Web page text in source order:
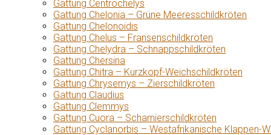
Gattung Centrochelys
Gattung Chelonia – Grüne Meeresschildkröten
Gattung Chelonoidis
Gattung Chelus – Fransenschildkröten
Gattung Chelydra – Schnappschildkröten
Gattung Chersina
Gattung Chitra – Kurzkopf-Weichschildkröten
Gattung Chrysemys – Zierschildkröten
Gattung Claudius
Gattung Clemmys
Gattung Cuora – Scharnierschildkröten
Gattung Cyclanorbis – Westafrikanische Klappen-